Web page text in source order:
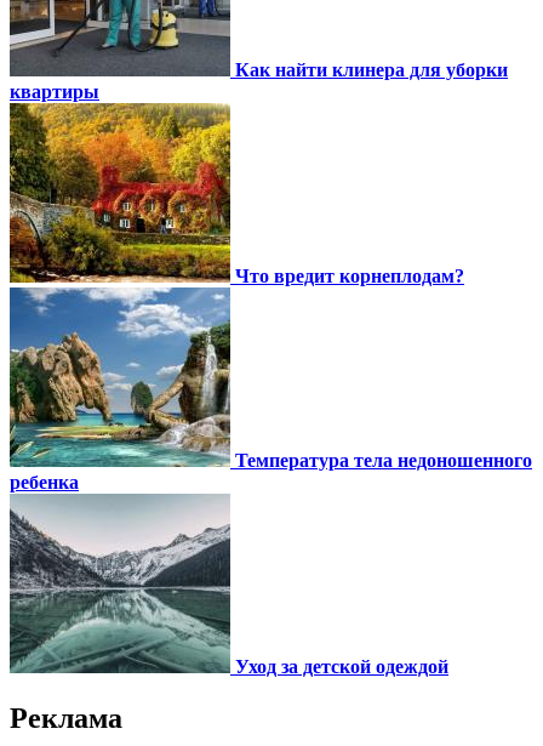
Как найти клинера для уборки
квартиры
Что вредит корнеплодам?
Температура тела недоношенного
ребенка
Уход за детской одеждой
Реклама